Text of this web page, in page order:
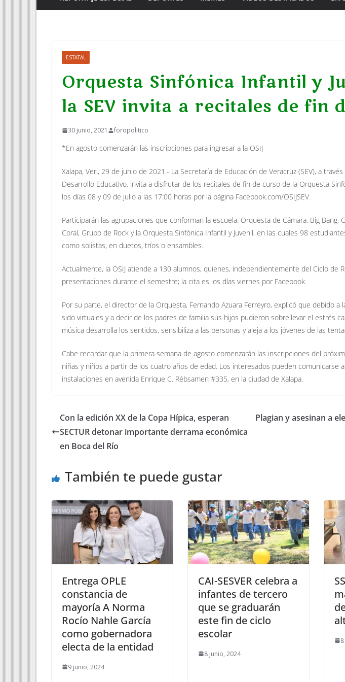
ESTATAL
Orquesta Sinfónica Infantil y
la SEV invita a recitales de fin
30 junio, 2021 foropolitico
*En agosto comenzarán las inscripciones para ingresar a la OSIJ
Xalapa, Ver., 29 de junio de 2021.- La Secretaría de Educación de Veracruz (SEV), a
Desarrollo Educativo, invita a disfrutar de los recitales de fin de curso de la Orquesta
los días 08 y 09 de julio a las 17:00 horas por la página Facebook.com/OSIJSEV.
Participarán las agrupaciones que conforman la escuela: Orquesta de Cámara, Big Bang,
Coral, Grupo de Rock y la Orquesta Sinfónica Infantil y Juvenil, en las cuales 98
como solistas, en duetos, tríos o ensambles.
Actualmente, la OSIJ atiende a 130 alumnos, quienes, independientemente del Ciclo de
presentaciones durante el semestre; la cita es los días viernes por Facebook.
Por su parte, el director de la Orquesta, Fernando Azuara Ferreyro, explicó que debido a
sido virtuales y a decir de los padres de familia sus hijos pudieron sobrellevar el estrés
música desarrolla los sentidos, sensibiliza a las personas y aleja a los jóvenes de las
Cabe recordar que la primera semana de agosto comenzarán las inscripciones del
niñas y niños a partir de los cuatro años de edad. Los interesados pueden comunicarse
instalaciones en avenida Enrique C. Rébsamen #335, en la ciudad de Xalapa.
Con la edición XX de la Copa Hípica, esperan
SECTUR detonar importante derrama económica
en Boca del Río
Plagian y asesinan a
También te puede gustar
Entrega OPLE
constancia de
mayoría A Norma
Rocío Nahle García
como gobernadora
electa de la entidad
9 junio, 2024
CAI-SESVER celebra a
infantes de tercero
que se graduarán
este fin de ciclo
escolar
8 junio, 2024